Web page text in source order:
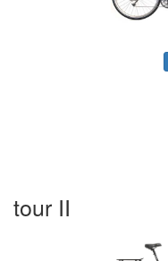
tour II